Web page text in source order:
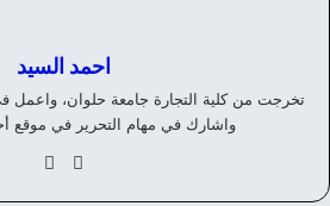
احمد السيد
تخرجت من كلية التجارة جامعة حلوان،
واشارك في مهام التحرير في موقع
موق